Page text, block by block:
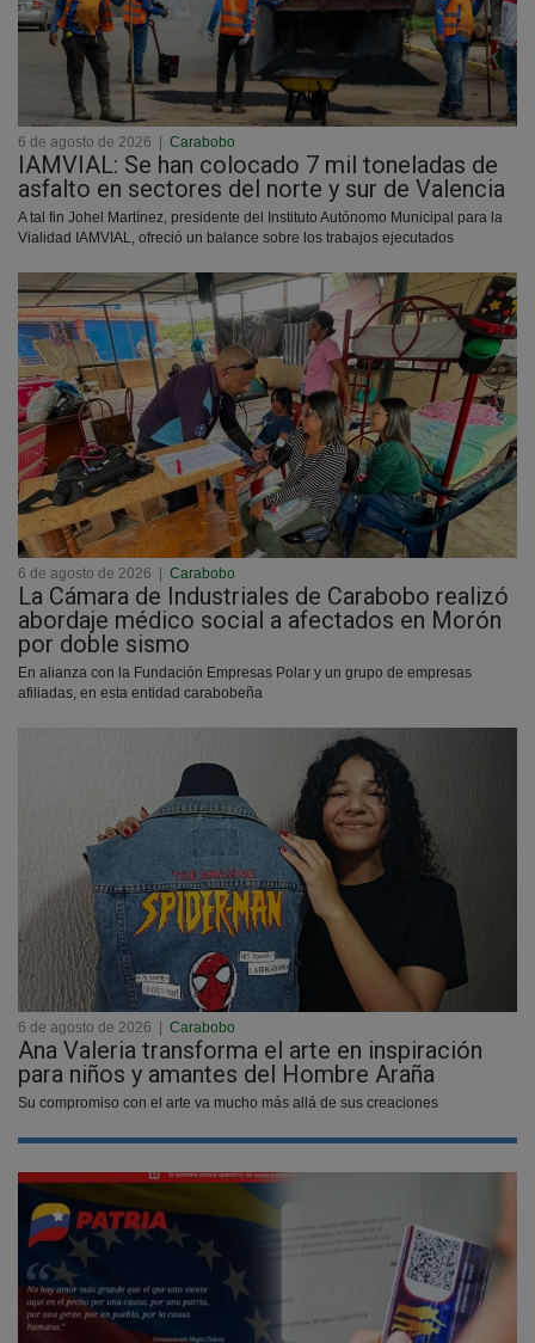
6 de agosto de 2026 Carabobo
IAMVIAL: Se han colocado 7 mil toneladas de
asfalto en sectores del norte y sur de Valencia
A tal fin Johel Martínez, presidente del Instituto Autónomo Municipal para la
Vialidad IAMVIAL, ofreció un balance sobre los trabajos ejecutados
6 de agosto de 2026 | Carabobo
La Cámara de Industriales de Carabobo realizó
abordaje médico social a afectados en Morón
por doble sismo
En alianza con la Fundación Empresas Polar y un grupo de empresas
afiliadas, en esta entidad carabobeña
6 de agosto de 2026 Carabobo
Ana Valeria transforma el arte en inspiración
para niños y amantes del Hombre Araña
Su compromiso con el arte va mucho más allá de sus creaciones